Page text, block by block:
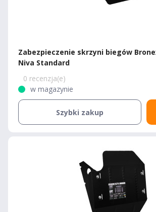
Zabezpieczenie skrzyni biegów
Niva Standard
0 recenzja(e)
w magazynie
Szybki zakup